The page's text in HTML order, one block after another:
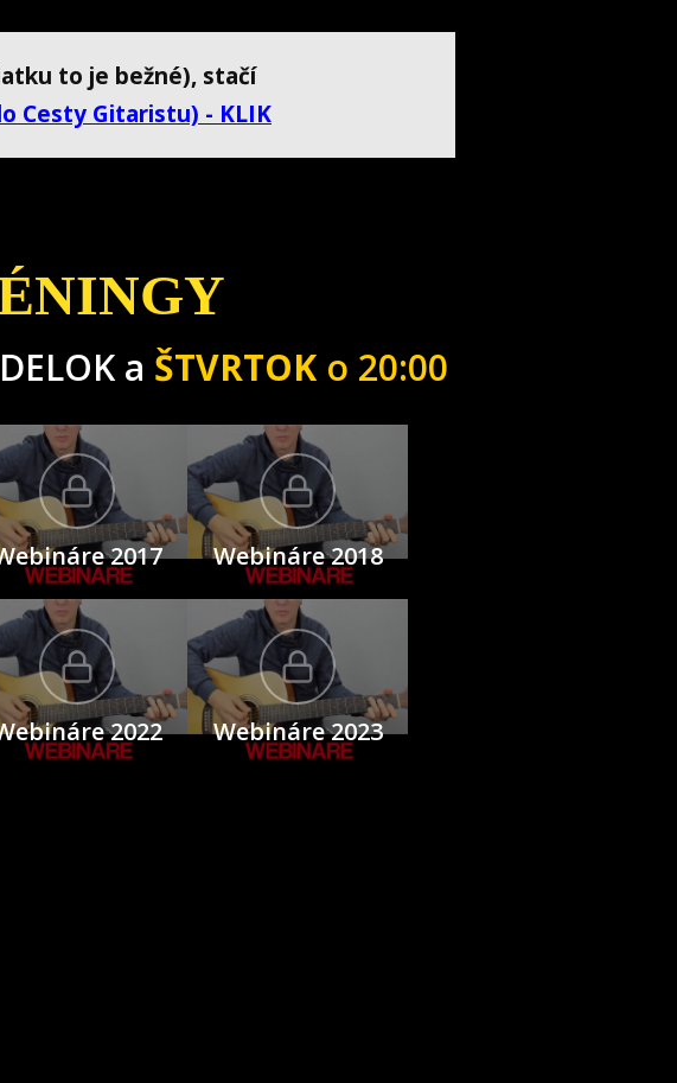
to je bežné), stačí
Cesty Gitaristu) - KLIK
a ŠTVRTOKo 20:00
2017 Webináre 2018
2022 Webináre 2023